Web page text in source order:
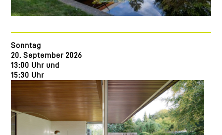
Sonntag
20. September 2026
13:00 Uhr und
15:30 Uhr